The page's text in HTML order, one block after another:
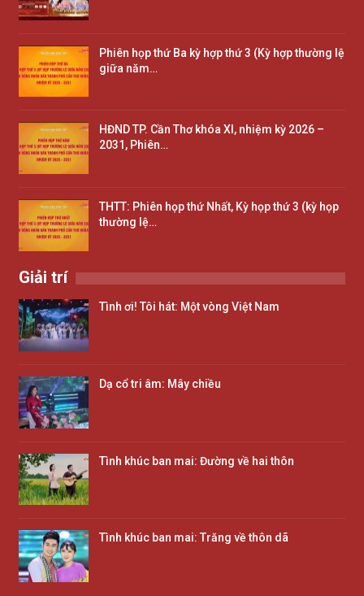
Phiên họp thứ Ba kỳ hợp thứ 3 (Kỳ hợp thường lệ
giữa năm…
HĐND TP. Cần Thơ khóa XI, nhiệm kỳ 2026 –
2031, Phiên…
THTT: Phiên họp thứ Nhất, Kỳ họp thứ 3 (kỳ họp
thường lệ…
Giải trí
Tình ơi! Tôi hát: Một vòng Việt Nam
Dạ cổ tri âm: Mây chiều
Tình khúc ban mai: Đường về hai thôn
Tình khúc ban mai: Trăng về thôn dã